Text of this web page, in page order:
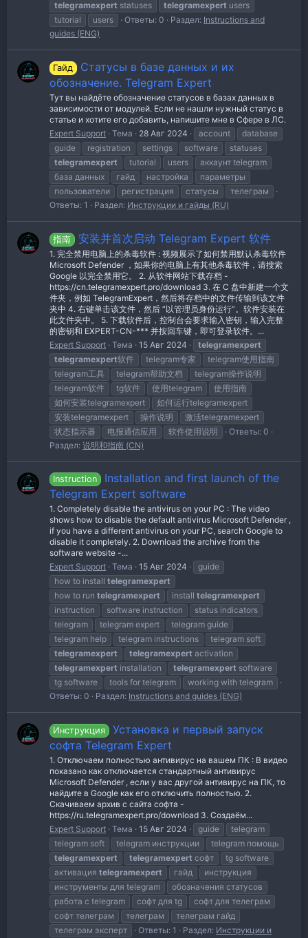
telegramexpert statuses telegramexpert users
tutorial
users Ответы: 0 Раздел: Instructions and
guides (ENG)
Гайд
Статусы в базе данных и их
обозначение. Telegram Expert
Тут вы найдёте обозначение статусов в базах данных в
зависимости от модулей. Если не нашли нужный статус в
статье и хотите его добавить, напишите мне в Сфере в ЛС.
Expert Support Тема 28 Авг 2024 account
database
guide
registration settings software
statuses
telegramexpert
tutorial users
аккаунт telegram
база данных
гайд настройка
параметры
пользователи
регистрация статусы
телеграм
Ответы: 1
Раздел: Инструкции и гайды (RU)
指南 安装并首次启动 Telegram Expert 软件
1. 完全禁用电脑上的杀毒软件 : 视频展示了如何禁用默认杀毒软件
Microsoft Defender ，如果你的电脑上有其他杀毒软件，请搜索
Google 以完全禁用它。 2. 从软件网站下载存档 -
https://cn.telegramexpert.pro/download 3. 在 C 盘中新建一个文
件夹，例如 TelegramExpert，然后将存档中的文件传输到该文件
夹中 4. 右键单击该文件，然后 “以管理员身份运行”。软件安装在
此文件夹中。 5. 下载软件后，控制台会要求输入密钥，输入完整
的密钥和 EXPERT-CN-*** 并按回车键，即可登录软件。...
Expert Support Тема 15 Авг 2024
telegramexpert
telegramexpert软件 telegram专家
telegram使用指南
telegram工具
telegram帮助文档
telegram操作说明
telegram软件
tg软件 使用telegram
使用指南
如何安装telegramexpert
如何运行telegramexpert
安装telegramexpert
操作说明
激活telegramexpert
状态指示器
电报通信应用 软件使用说明
Ответы: 0
Раздел: 说明和指南 (CN)
Instruction
Installation and first launch of the
Telegram Expert software
1. Completely disable the antivirus on your PC : The video
shows how to disable the default antivirus Microsoft Defender ,
if you have a different antivirus on your PC, search Google to
disable it completely. 2. Download the archive from the
software website -...
Expert Support Тема 15 Авг 2024
guide
how to install telegramexpert
how to run telegramexpert install telegramexpert
instruction
software instruction
status indicators
telegram
telegram expert
telegram guide
telegram help
telegram instructions
telegram soft
telegramexpert
telegramexpert activation
telegramexpert installation telegramexpert software
tg software
tools for telegram
working with telegram
Ответы: 0
Раздел: Instructions and guides (ENG)
Инструкция
Установка и первый запуск
софта Telegram Expert
1. Отключаем полностью антивирус на вашем ПК : В видео
показано как отключается стандартный антивирус
Microsoft Defender , если у вас другой антивирус на ПК, то
найдите в Google как его отключить полностью. 2.
Скачиваем архив с сайта софта -
https://ru.telegramexpert.pro/download 3. Создаём...
Expert Support Тема 15 Авг 2024 guide
telegram
telegram soft
telegram инструкции
telegram помощь
telegramexpert
telegramexpert софт
tg software
активация telegramexpert гайд
инструкция
инструменты для telegram
обозначения статусов
работа с telegram
софт для tg
софт для телеграм
софт телеграм
телеграм
телеграм гайд
телеграм эксперт
Ответы: 1 Раздел: Инструкции и